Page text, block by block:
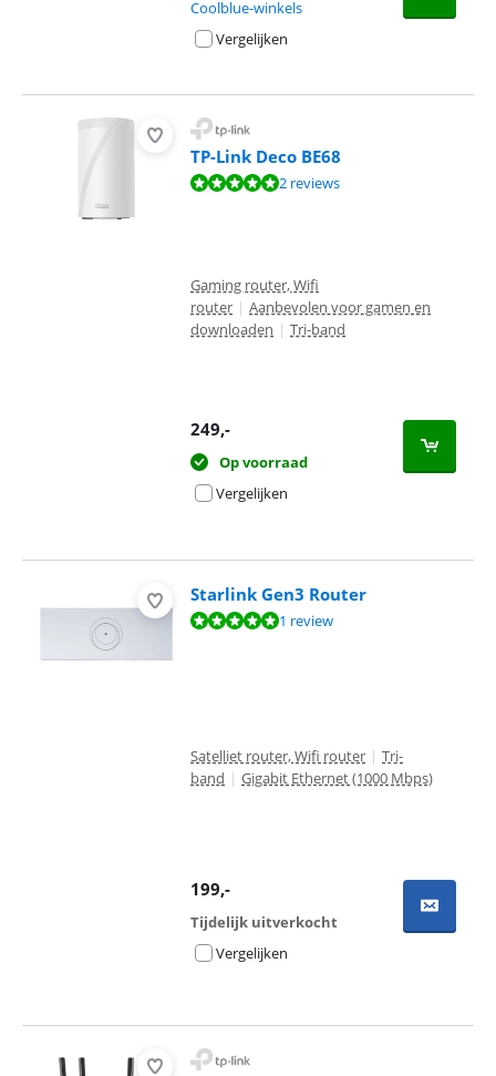
Coolblue-winkels
Vergelijken
TP-Link Deco BE68
Beoordeling is 9,6 van de 10, gebaseerd op 2 reviews.
2 reviews
Gaming router, Wifi
router | Aanbevolen voor gamen en
downloaden | Tri-band
249,-
Op voorraad
Vergelijken
Starlink Gen3 Router
Beoordeling is 10 van de 10, gebaseerd op 1 review.
1 review
Satelliet router, Wifi router | Tri-
band | Gigabit Ethernet (1000 Mbps)
199,-
Tijdelijk uitverkocht
Vergelijken